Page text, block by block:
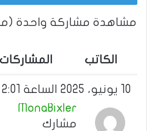
مشاهدة مشاركة واحدة
الكاتب المشاركات
10 يونيو، 2025 الساعة 2:01 م
MonaBixler
مشارك